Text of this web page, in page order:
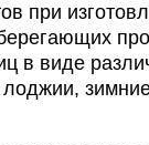
при
в виде